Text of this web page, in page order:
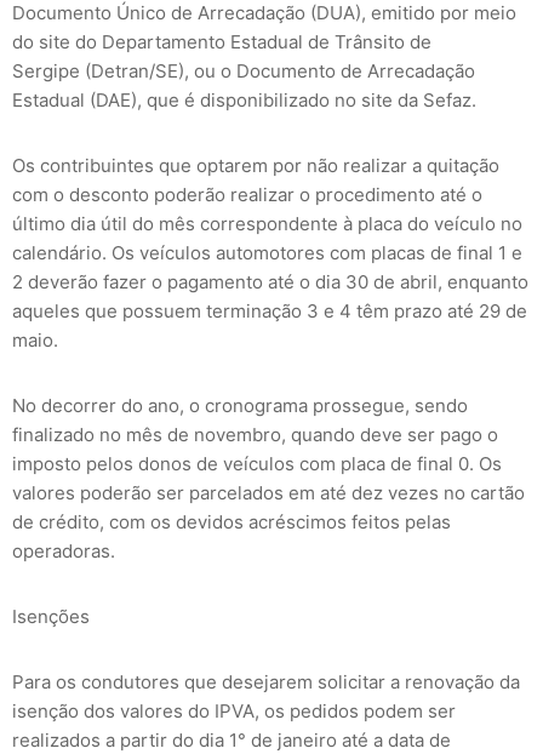
Documento Único de Arrecadação (DUA), emitido por meio
do site do Departamento Estadual de Trânsito de
Sergipe (Detran/SE), ou o Documento de Arrecadação
Estadual (DAE), que é disponibilizado no site da Sefaz.
Os contribuintes que optarem por não realizar a quitação
com o desconto poderão realizar o procedimento até o
último dia útil do mês correspondente à placa do veículo no
calendário. Os veículos automotores com placas de final 1 e
2 deverão fazer o pagamento até o dia 30 de abril, enquanto
aqueles que possuem terminação 3 e 4 têm prazo até 29 de
maio.
No decorrer do ano, o cronograma prossegue, sendo
finalizado no mês de novembro, quando deve ser pago o
imposto pelos donos de veículos com placa de final 0. Os
valores poderão ser parcelados em até dez vezes no cartão
de crédito, com os devidos acréscimos feitos pelas
operadoras.
Isenções
Para os condutores que desejarem solicitar a renovação da
isenção dos valores do IPVA, os pedidos podem ser
realizados a partir do dia 1° de janeiro até a data de